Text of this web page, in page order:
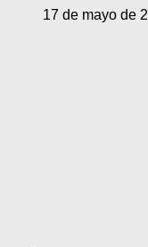
17 de mayo de